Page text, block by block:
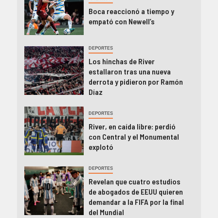
Boca reaccionó a tiempo y
empató con Newell’s
DEPORTES
Los hinchas de River
estallaron tras una nueva
derrota y pidieron por Ramón
Díaz
DEPORTES
River, en caída libre: perdió
con Central y el Monumental
explotó
DEPORTES
Revelan que cuatro estudios
de abogados de EEUU quieren
demandar a la FIFA por la final
del Mundial